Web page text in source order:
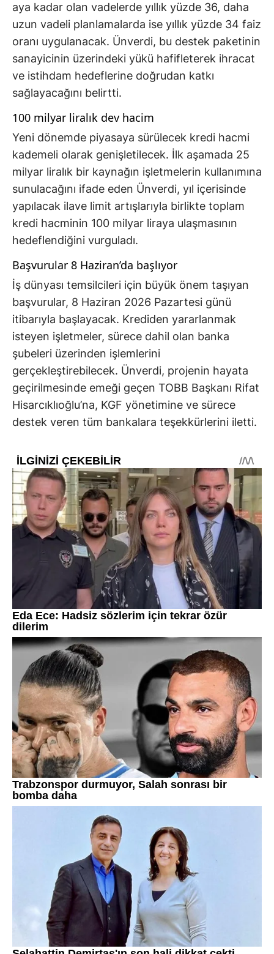
aya kadar olan vadelerde yıllık yüzde 36, daha
uzun vadeli planlamalarda ise yıllık yüzde 34 faiz
oranı uygulanacak. Ünverdi, bu destek paketinin
sanayicinin üzerindeki yükü hafifleterek ihracat
ve istihdam hedeflerine doğrudan katkı
sağlayacağını belirtti.
100 milyar liralık dev hacim
Yeni dönemde piyasaya sürülecek kredi hacmi
kademeli olarak genişletilecek. İlk aşamada 25
milyar liralık bir kaynağın işletmelerin kullanımına
sunulacağını ifade eden Ünverdi, yıl içerisinde
yapılacak ilave limit artışlarıyla birlikte toplam
kredi hacminin 100 milyar liraya ulaşmasının
hedeflendiğini vurguladı.
Başvurular 8 Haziran’da başlıyor
İş dünyası temsilcileri için büyük önem taşıyan
başvurular, 8 Haziran 2026 Pazartesi günü
itibarıyla başlayacak. Krediden yararlanmak
isteyen işletmeler, sürece dahil olan banka
şubeleri üzerinden işlemlerini
gerçekleştirebilecek. Ünverdi, projenin hayata
geçirilmesinde emeği geçen TOBB Başkanı Rifat
Hisarcıklıoğlu’na, KGF yönetimine ve sürece
destek veren tüm bankalara teşekkürlerini iletti.